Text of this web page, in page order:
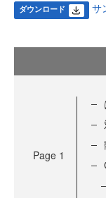
ダウンロード サ
Page 1